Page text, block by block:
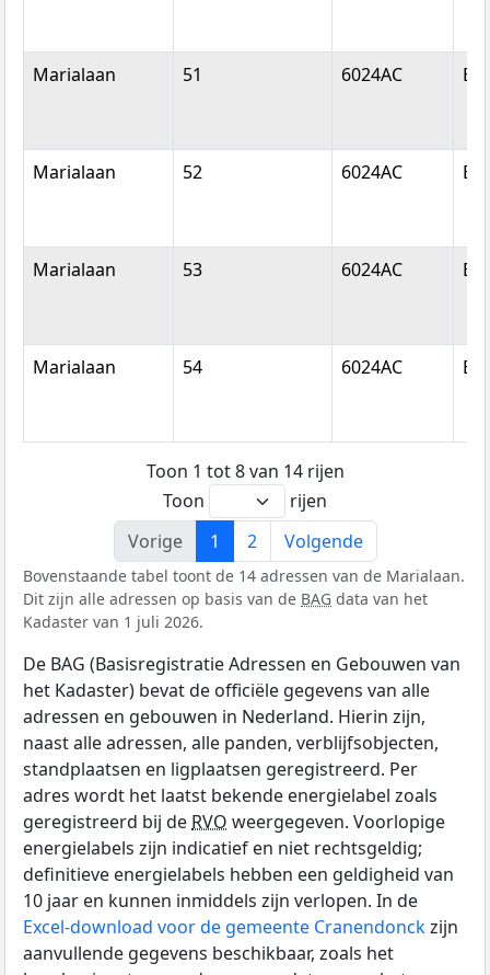
Marialaan 51 6024AC
Marialaan 52 6024AC
Marialaan 53 6024AC
Marialaan 54 6024AC
Toon 1 tot 8 van 14 rijen
Toon
rijen
Vorige
1 2 Volgende
Bovenstaande tabel toont de 14 adressen van de Marialaan.
Dit zijn alle adressen op basis van de BAG data van het
Kadaster van 1 juli 2026.
De BAG (Basisregistratie Adressen en Gebouwen van
het Kadaster) bevat de officiële gegevens van alle
adressen en gebouwen in Nederland. Hierin zijn,
naast alle adressen, alle panden, verblijfsobjecten,
standplaatsen en ligplaatsen geregistreerd. Per
adres wordt het laatst bekende energielabel zoals
geregistreerd bij de RVO weergegeven. Voorlopige
energielabels zijn indicatief en niet rechtsgeldig;
definitieve energielabels hebben een geldigheid van
10 jaar en kunnen inmiddels zijn verlopen. In de
Excel-download voor de gemeente Cranendonckzijn
aanvullende gegevens beschikbaar, zoals het